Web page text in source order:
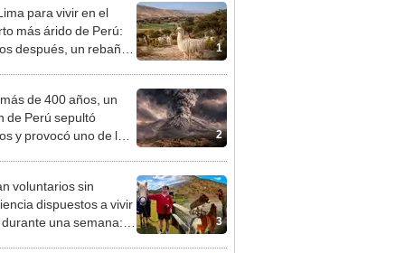
1
para vivir en el
más árido de Perú:
después, un rebaño
2
de 400 años, un
de Perú sepultó
y provocó uno de los
3
voluntarios sin
dispuestos a vivir
una semana: